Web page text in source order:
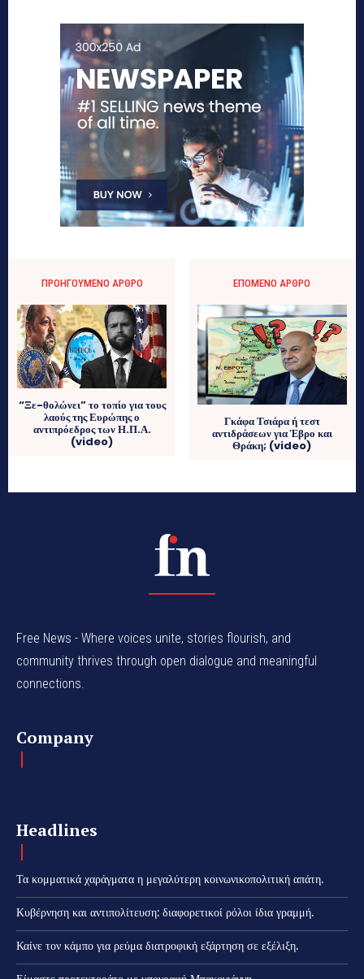
ΠΡΟΗΓΟΎΜΕΝΟ ΆΡΘΡΟ
“Ξε-θολώνει” το τοπίο για τους
λαούς της Ευρώπης ο
αντιπρόεδρος των Η.Π.Α.
(video)
ΕΠΌΜΕΝΟ ΆΡΘΡΟ
Γκάφα Τσιάρα ή τεστ
αντιδράσεων για Έβρο και
Θράκη; (video)
Free News - Where voices unite, stories flourish, and
community thrives through open dialogue and meaningful
connections.
Company
Headlines
Τα κομματικά χαράγματα η μεγαλύτερη κοινωνικοπολιτική απάτη.
Κυβέρνηση και αντιπολίτευση: διαφορετικοί ρόλοι ίδια γραμμή.
Καίνε τον κάμπο για ρεύμα διατροφική εξάρτηση σε εξέλιξη.